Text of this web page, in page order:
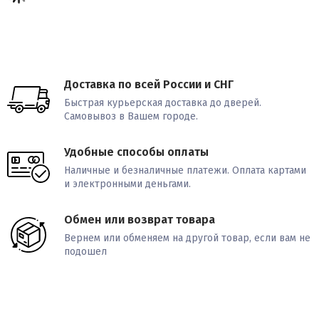
Доставка по всей России и СНГ
Быстрая курьерская доставка до дверей.
Самовывоз в Вашем городе.
Удобные способы оплаты
Наличные и безналичные платежи. Оплата картами
и электронными деньгами.
Обмен или возврат товара
Вернем или обменяем на другой товар, если вам не
подошел